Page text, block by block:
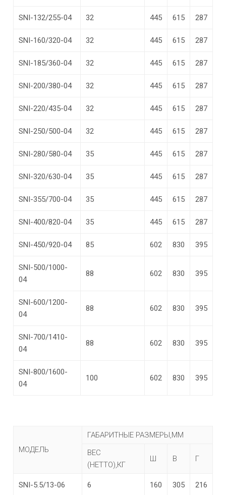
SNI-132/255-04 32 445 615 287
SNI-160/320-04 32 445 615 287
SNI-185/360-04 32 445 615 287
SNI-200/380-04 32 445 615 287
SNI-220/435-04 32 445 615 287
SNI-250/500-04 32 445 615 287
SNI-280/580-04 35 445 615 287
SNI-320/630-04 35 445 615 287
SNI-355/700-04 35 445 615 287
SNI-400/820-04 35 445 615 287
SNI-450/920-04 85 602 830 395
SNI-500/1000-
04
88 602 830 395
SNI-600/1200-
04
88 602 830 395
SNI-700/1410-
04
88 602 830 395
SNI-800/1600-
04
100 602 830 395
МОДЕЛЬ
ГАБАРИТНЫЕ РАЗМЕРЫ,ММ
ВЕС
(НЕТТО),КГ
Ш В Г
SNI-5.5/13-06 6 160 305 216